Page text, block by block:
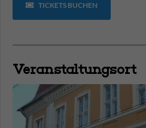
TICKETS BUCHEN
Veranstaltungsort